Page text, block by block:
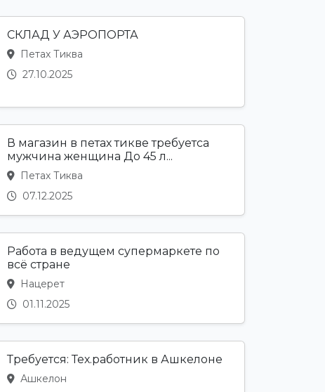
СКЛАД У АЭРОПОРТА
Петах Тиква
27.10.2025
В магазин в петах тикве требуетса
мужчина женщина До 45 л...
Петах Тиква
07.12.2025
Работа в ведущем супермаркете по
всё стране
Нацерет
01.11.2025
Требуется: Тех.работник в Ашкелоне
Ашкелон